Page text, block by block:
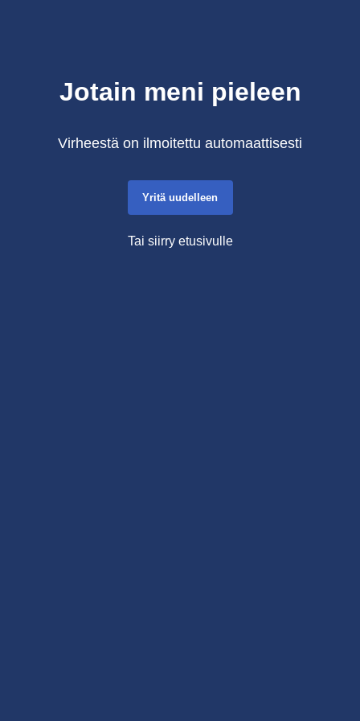
Jotain meni pieleen
Virheestä on ilmoitettu automaattisesti
Yritä uudelleen
Tai siirry etusivulle